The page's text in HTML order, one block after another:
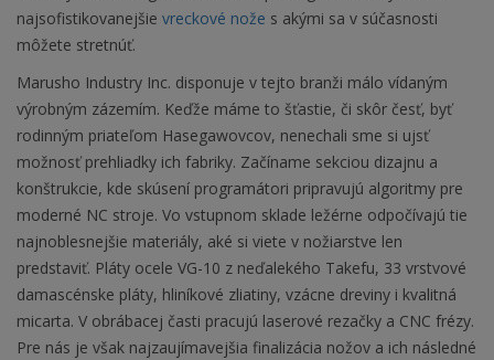
najsofistikovanejšie vreckové nože s akými sa v súčasnosti
môžete stretnúť.
Marusho Industry Inc. disponuje v tejto branži málo vídaným
výrobným zázemím. Keďže máme to šťastie, či skôr česť, byť
rodinným priateľom Hasegawovcov, nenechali sme si ujsť
možnosť prehliadky ich fabriky. Začíname sekciou dizajnu a
konštrukcie, kde skúsení programátori pripravujú algoritmy pre
moderné NC stroje. Vo vstupnom sklade ležérne odpočívajú tie
najnoblesnejšie materiály, aké si viete v nožiarstve len
predstaviť. Pláty ocele VG-10 z neďalekého Takefu, 33 vrstvové
damascénske pláty, hliníkové zliatiny, vzácne dreviny i kvalitná
micarta. V obrábacej časti pracujú laserové rezačky a CNC frézy.
Pre nás je však najzaujímavejšia finalizácia nožov a ich následné